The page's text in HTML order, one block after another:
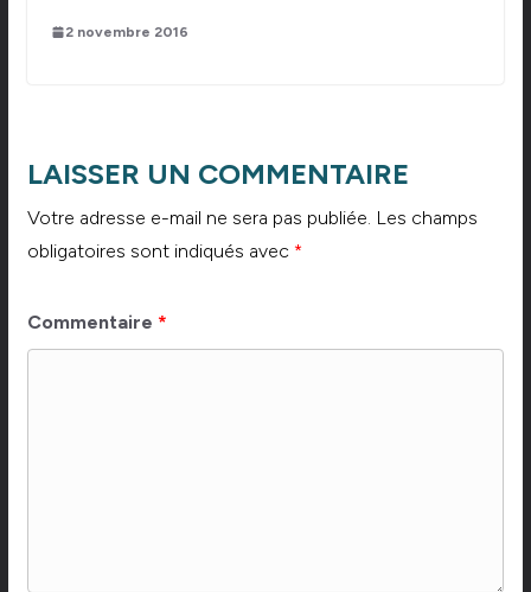
2 novembre 2016
LAISSER UN COMMENTAIRE
Votre adresse e-mail ne sera pas publiée. Les champs
obligatoires sont indiqués avec *
Commentaire *